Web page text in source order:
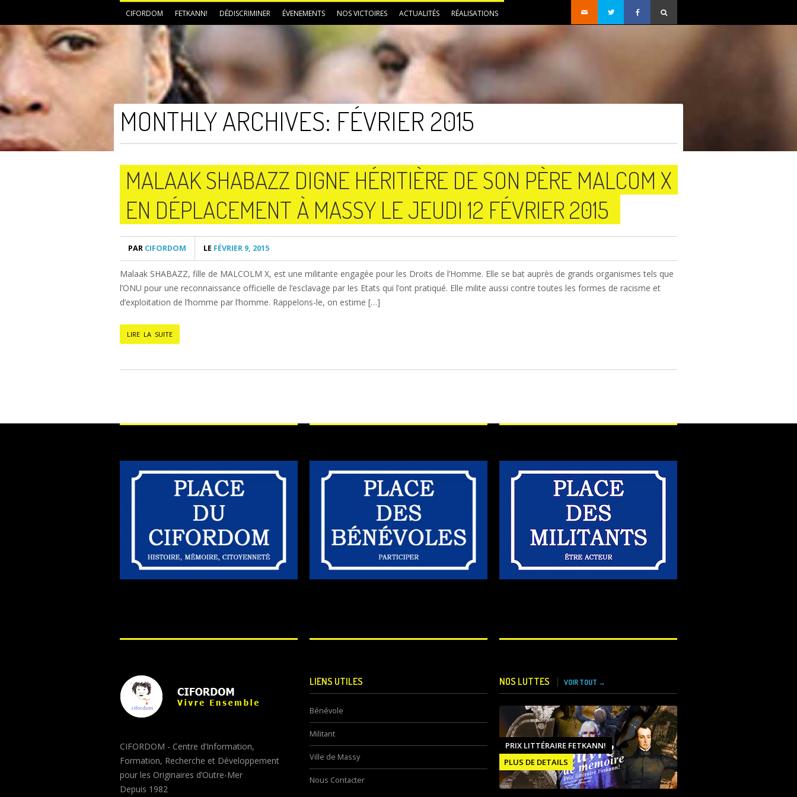
CIFORDOM FETKANN! DÉDISCRIMINER ÉVENEMENTS NOS VICTOIRES ACTUALITÉS RÉALISATIONS
MONTHLY ARCHIVES: FÉVRIER 2015
MALAAK SHABAZZ DIGNE HÉRITIÈRE DE SON PÈRE MALCOM X
EN DÉPLACEMENT À MASSY LE JEUDI 12 FÉVRIER 2015
PAR CIFORDOM LE FÉVRIER 9, 2015
Malaak SHABAZZ, fille de MALCOLM X, est une militante engagée pour les Droits de l’Homme. Elle se bat auprès de grands organismes tels que
l’ONU pour une reconnaissance officielle de l’esclavage par les Etats qui l’ont pratiqué. Elle milite aussi contre toutes les formes de racisme et
d’exploitation de l’homme par l’homme. Rappelons-le, on estime […]
LIRE LA SUITE
CIFORDOM - Centre d’Information,
Formation, Recherche et Développement
pour les Originaires d’Outre-Mer
Depuis 1982
LIENS UTILES
Bénévole
Militant
Ville de Massy
Nous Contacter
NOS LUTTES VOIR TOUT →
PRIX LITTÉRAIRE FETKANN!
PLUS DE DETAILS